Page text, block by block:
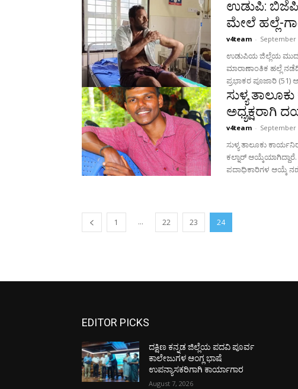
ಉಡುಪಿ:
ಮೇಲೆ ಹಲ್ಲೆ-
v4team - September
ಉಡುಪಿಯ ಜಿಲ್ಲೆಯ
ಮಾರಾಣಾಂತಿಕ ಹಲ್ಲೆ
ಸುಳ್ಯ
ಅಧ್ಯಕ್ಷರಾಗಿ
v4team - September
ಸುಳ್ಯ ತಾಲೂಕು
ಕಲ್ನಾರ್
ಪದಾಧಿಕಾರಿಗಳ ಆಯ್ಕೆ
1 ... 22 23 24
EDITOR PICKS
ದಕ್ಷಿಣ ಕನ್ನಡ ಜಿಲ್ಲೆಯ ಪದವಿ ಪೂರ್ವ
ಕಾಲೇಜುಗಳ ಆಂಗ್ಲ ಭಾಷೆ
ಉಪನ್ಯಾಸಕರಿಗಾಗಿ ಕಾರ್ಯಾಗಾರ
August 7, 2026